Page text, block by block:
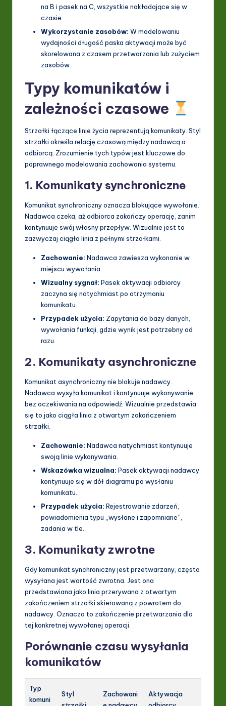
na B i pasek na C, wszystkie nakładające się w
czasie.
Wykorzystanie zasobów: W modelowaniu
wydajności długość paska aktywacji może być
skorelowana z czasem przetwarzania lub zużyciem
zasobów.
Typy komunikatów i
zależności czasowe
Strzałki łączące linie życia reprezentują komunikaty. Styl
strzałki określa relację czasową między nadawcą a
odbiorcą. Zrozumienie tych typów jest kluczowe do
poprawnego modelowania zachowania systemu.
1. Komunikaty synchroniczne
Komunikat synchroniczny oznacza blokujące wywołanie.
Nadawca czeka, aż odbiorca zakończy operację, zanim
kontynuuje swój własny przepływ. Wizualnie jest to
zazwyczaj ciągła linia z pełnymi strzałkami.
Zachowanie: Nadawca zawiesza wykonanie w
miejscu wywołania.
Wizualny sygnał: Pasek aktywacji odbiorcy
zaczyna się natychmiast po otrzymaniu
komunikatu.
Przypadek użycia: Zapytania do bazy danych,
wywołania funkcji, gdzie wynik jest potrzebny od
razu.
2. Komunikaty asynchroniczne
Komunikat asynchroniczny nie blokuje nadawcy.
Nadawca wysyła komunikat i kontynuuje wykonywanie
bez oczekiwania na odpowiedź. Wizualnie przedstawia
się to jako ciągła linia z otwartym zakończeniem
strzałki.
Zachowanie: Nadawca natychmiast kontynuuje
swoją linie wykonywania.
Wskazówka wizualna: Pasek aktywacji nadawcy
kontynuuje się w dół diagramu po wysłaniu
komunikatu.
Przypadek użycia: Rejestrowanie zdarzeń,
powiadomienia typu „wysłane i zapomniane”,
zadania w tle.
3. Komunikaty zwrotne
Gdy komunikat synchroniczny jest przetwarzany, często
wysyłana jest wartość zwrotna. Jest ona
przedstawiana jako linia przerywana z otwartym
zakończeniem strzałki skierowaną z powrotem do
nadawcy. Oznacza to zakończenie przetwarzania dla
tej konkretnej wywołanej operacji.
Porównanie czasu wysyłania
komunikatów
Typ
komuni
Styl
Zachowani
Aktywacja